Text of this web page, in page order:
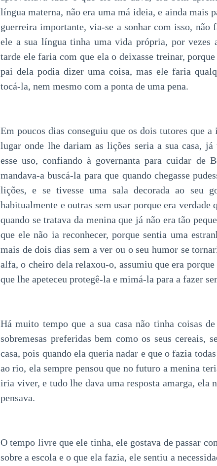
língua materna, não era uma má ideia, e ainda mais
guerreira importante, via-se a sonhar com isso, não
ele a sua língua tinha uma vida própria, por vezes
tarde ele faria com que ela o deixasse treinar,
pai dela podia dizer uma coisa, mas ele faria
tocá-la, nem mesmo com a ponta de uma pena.
Em poucos dias conseguiu que os dois tutores que
lugar onde lhe dariam as lições seria a sua casa,
esse uso, confiando à governanta para cuidar de
mandava-a buscá-la para que quando chegasse
lições, e se tivesse uma sala decorada ao seu
habitualmente e outras sem usar porque era
quando se tratava da menina que já não era tão
que ele não ia reconhecer, porque sentia uma
mais de dois dias sem a ver ou o seu humor se
alfa, o cheiro dela relaxou-o, assumiu que era
que lhe apeteceu protegê-la e mimá-la para a fazer
Há muito tempo que a sua casa não tinha coisas
sobremesas preferidas bem como os seus cereais,
casa, pois quando ela queria nadar e que o fazia
ao rio, ela sempre pensou que no futuro a menina
iria viver, e tudo lhe dava uma resposta amarga, ela
pensava.
O tempo livre que ele tinha, ele gostava de passar
sobre a escola e o que ela fazia, ele sentiu a